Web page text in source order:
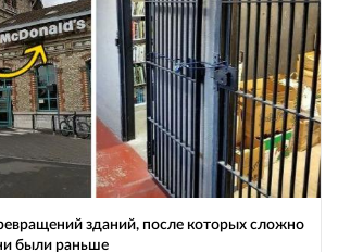
зданий, после которых сложно
были раньше